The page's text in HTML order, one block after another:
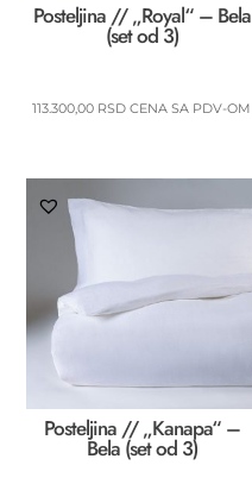
Posteljina // „Royal“ – Bela
(set od 3)
113.300,00 RSD CENA SA PDV-OM
Posteljina // „Kanapa“ –
Bela (set od 3)